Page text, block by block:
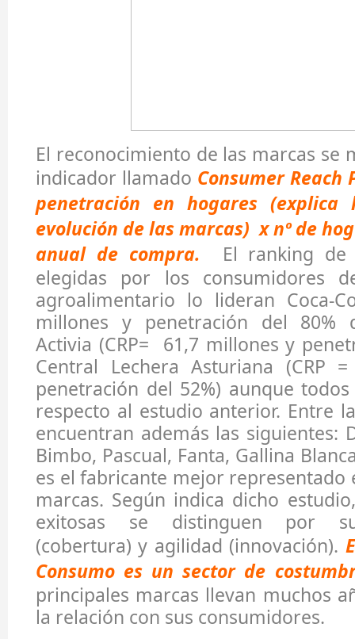
El reconocimiento de las marcas se
indicador llamado Consumer Reach
penetración en hogares
evolución de las marcas) x nº de
anual de compra. El ranking de
elegidas por los consumidores
agroalimentario lo lideran Coca-
millones y penetración del 80%
Activia (CRP= 61,7 millones y
Central Lechera Asturiana (CRP
penetración del 52%) aunque
respecto al estudio anterior. Entre
encuentran además las siguientes:
Bimbo, Pascual, Fanta, Gallina
es el fabricante mejor representado
marcas. Según indica dicho
exitosas se distinguen por
(cobertura) y agilidad (innovación).
Consumo es un sector de
principales marcas llevan muchos
la relación con sus consumidores.